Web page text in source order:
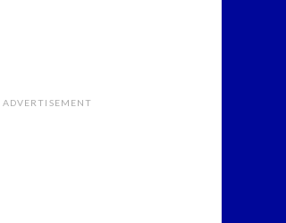
ADVERTISEMENT